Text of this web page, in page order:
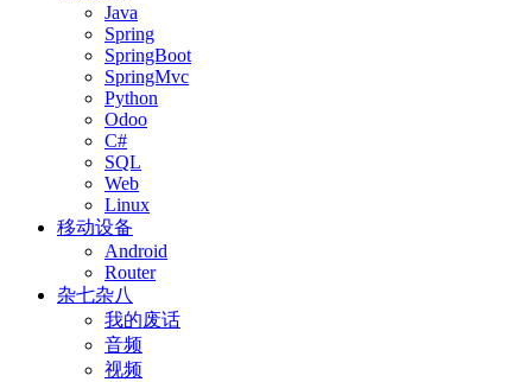
Java
Spring
SpringBoot
SpringMvc
Python
Odoo
C#
SQL
Web
Linux
移动设备
Android
Router
杂七杂八
我的废话
音频
视频